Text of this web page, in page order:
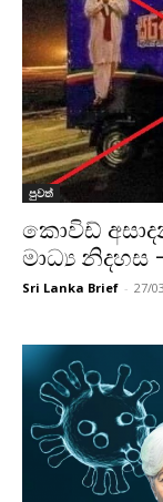
පුවත්
කොවිඩ්
මාධ්‍ය නිදහස
Sri Lanka Brief - 27/